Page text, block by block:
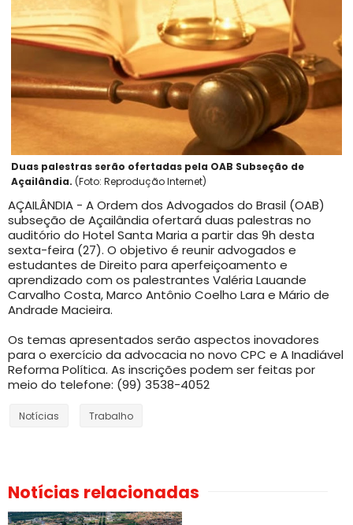
Duas palestras serão ofertadas pela OAB Subseção de
Açailândia. (Foto: Reprodução Internet)
AÇAILÂNDIA - A Ordem dos Advogados do Brasil (OAB)
subseção de Açailândia ofertará duas palestras no
auditório do Hotel Santa Maria a partir das 9h desta
sexta-feira (27). O objetivo é reunir advogados e
estudantes de Direito para aperfeiçoamento e
aprendizado com os palestrantes Valéria Lauande
Carvalho Costa, Marco Antônio Coelho Lara e Mário de
Andrade Macieira.
Os temas apresentados serão aspectos inovadores
para o exercício da advocacia no novo CPC e A Inadiável
Reforma Política. As inscrições podem ser feitas por
meio do telefone: (99) 3538-4052
Notícias Trabalho
Notícias relacionadas